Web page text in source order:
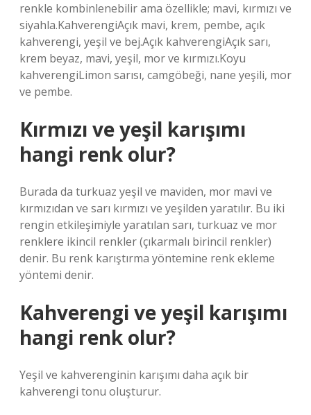
renkle kombinlenebilir ama özellikle; mavi, kırmızı ve
siyahla.KahverengiAçık mavi, krem, pembe, açık
kahverengi, yeşil ve bej.Açık kahverengiAçık sarı,
krem ​​beyaz, mavi, yeşil, mor ve kırmızı.Koyu
kahverengiLimon sarısı, camgöbeği, nane yeşili, mor
ve pembe.
Kırmızı ve yeşil karışımı
hangi renk olur?
Burada da turkuaz yeşil ve maviden, mor mavi ve
kırmızıdan ve sarı kırmızı ve yeşilden yaratılır. Bu iki
rengin etkileşimiyle yaratılan sarı, turkuaz ve mor
renklere ikincil renkler (çıkarmalı birincil renkler)
denir. Bu renk karıştırma yöntemine renk ekleme
yöntemi denir.
Kahverengi ve yeşil karışımı
hangi renk olur?
Yeşil ve kahverenginin karışımı daha açık bir
kahverengi tonu oluşturur.